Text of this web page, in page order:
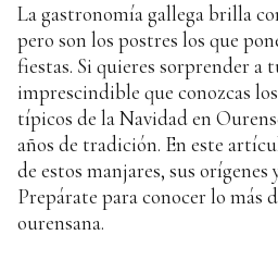
La gastronomía gallega brilla
pero son los postres los que
fiestas. Si quieres sorprender a
imprescindible que conozcas
típicos de la Navidad en
años de tradición. En este
de estos manjares, sus orígenes
Prepárate para conocer lo más
ourensana.